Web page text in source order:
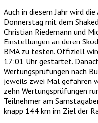
Auch in diesem Jahr wird
Donnerstag mit dem
Christian Riedemann und
Einstellungen an deren
BMA zu testen. Offiziell
17:01 Uhr gestartet.
Wertungsprüfungen nach
jeweils zwei Mal gefahren
zehn Wertungsprüfungen
Teilnehmer am
knapp 144 km im Ziel der